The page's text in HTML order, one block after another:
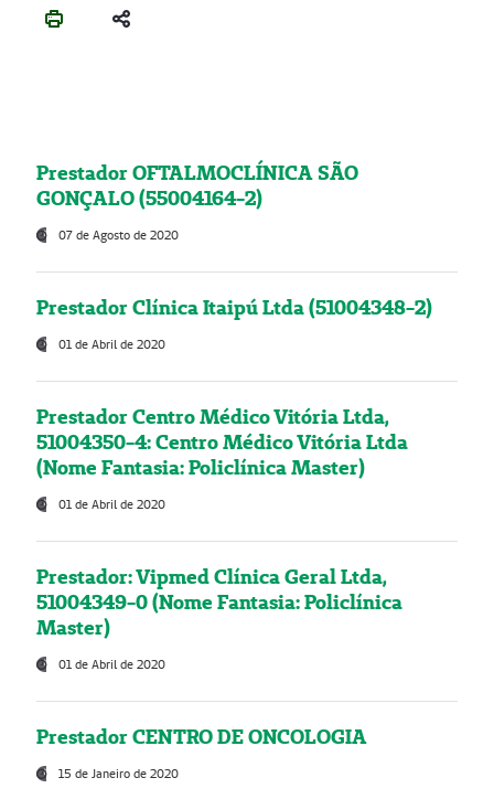
Prestador OFTALMOCLÍNICA SÃO
GONÇALO (55004164-2)
07 de Agosto de 2020
Prestador Clínica Itaipú Ltda (51004348-2)
01 de Abril de 2020
Prestador Centro Médico Vitória Ltda,
51004350-4: Centro Médico Vitória Ltda
(Nome Fantasia: Policlínica Master)
01 de Abril de 2020
Prestador: Vipmed Clínica Geral Ltda,
51004349-0 (Nome Fantasia: Policlínica
Master)
01 de Abril de 2020
Prestador CENTRO DE ONCOLOGIA
15 de Janeiro de 2020